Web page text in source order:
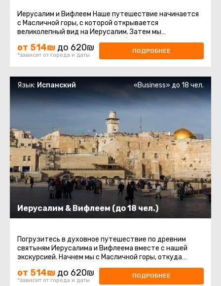
Иерусалим и Вифлеем Наше путешествие начинается
с Масличной горы, с которой открывается
великолепный вид на Иерусалим. Затем мы
отправляемся на гору Сион, чтобы посетить ...
от 514₪ до 620₪
*зависит от города и даты
ПОДРОБНЕЕ
Иерусалим & Вифлеем (до 18 чел.)
Язык: Испанский «Business» до 18 чел.
Погрузитесь в духовное путешествие по древним
святыням Иерусалима и Вифлеема вместе с нашей
экскурсией. Начнем мы с Масличной горы, откуда
откроется великолепный ...
от 514₪ до 620₪
*зависит от города и даты
ПОДРОБНЕЕ